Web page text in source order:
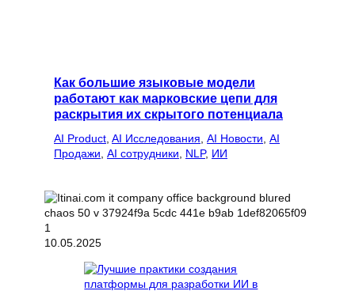
Как большие языковые модели
работают как марковские цепи для
раскрытия их скрытого потенциала
AI Product AI Исследования AI Новости AI
Продажи AI сотрудники NLP, ИИ
10.05.2025